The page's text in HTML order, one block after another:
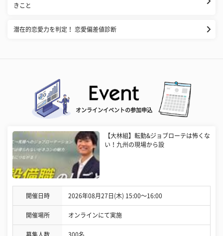
きこと
潜在的恋愛力を判定！ 恋愛偏差値診断
オンラインイベントの参加申込
【大林組】転勤&ジョブローテは怖くな
い！九州の現場から設
開催日時 2026年08月27日(木) 15:00〜16:00
開催場所 オンラインにて実施
募集人数 300名